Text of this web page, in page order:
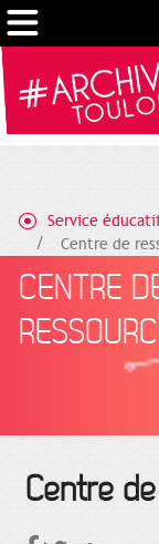
Service
Centre de
CENTRE
Centre
Cookies